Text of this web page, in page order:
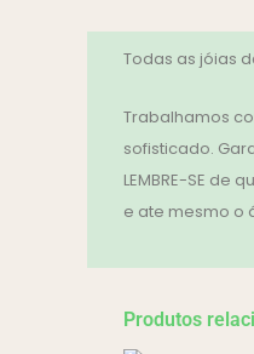
Todas as jóias
Trabalhamos
sofisticado.
LEMBRE-SE
e ate mesmo o
Produtos